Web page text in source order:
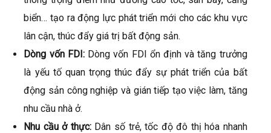
biển… tạo ra động lực phát triển mới cho các khu vực
lân cận, thúc đẩy giá trị bất động sản.
Dòng vốn FDI:Dòng vốn FDI ổn định và tăng trưởng
là yếu tố quan trọng thúc đẩy sự phát triển của bất
động sản công nghiệp và gián tiếp tạo việc làm, tăng
nhu cầu nhà ở.
Nhu cầu ở thực:Dân số trẻ, tốc độ đô thị hóa nhanh